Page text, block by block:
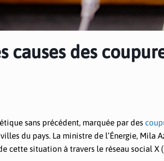
causes des
sans précédent, marquée par des
du pays. La ministre de l’Énergie, Mila
cette situation à travers le réseau social X